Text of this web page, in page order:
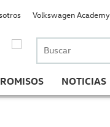
Buscar
por:
NOTICIAS
Volkswagen Academy